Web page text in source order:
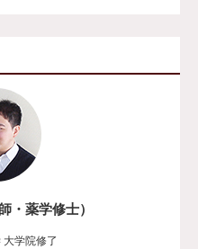
・薬学修士）
学院修了